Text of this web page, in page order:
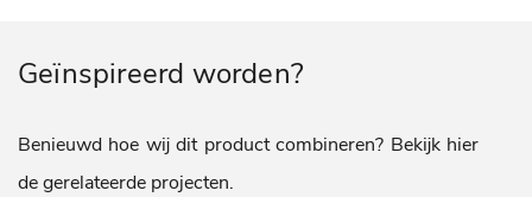
Geïnspireerd worden?
Benieuwd hoe wij dit product combineren? Bekijk hier
de gerelateerde projecten.